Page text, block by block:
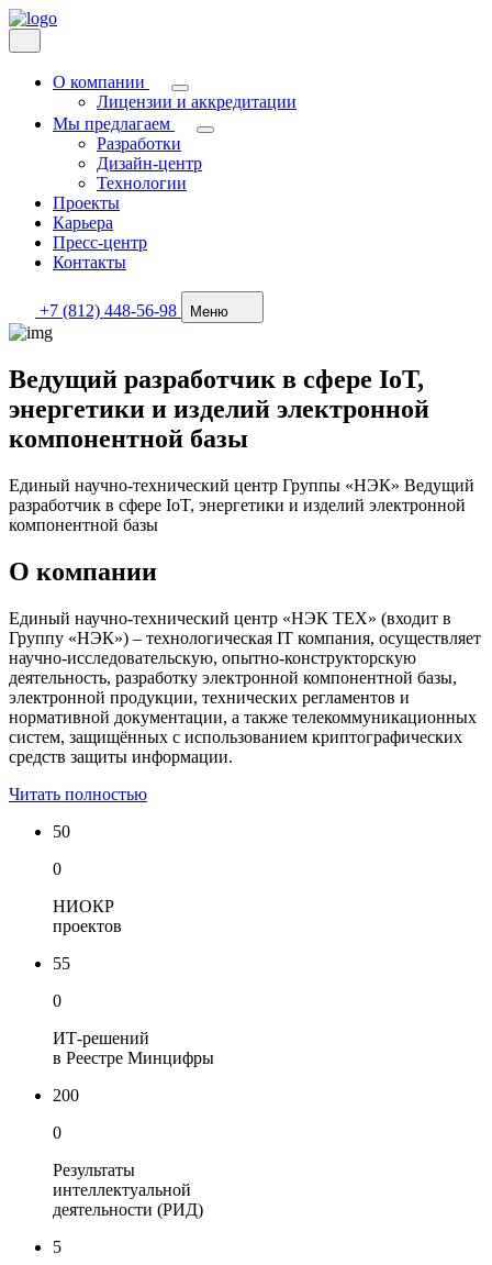
О компании
Лицензии и аккредитации
Мы предлагаем
Разработки
Дизайн-центр
Технологии
Проекты
Карьера
Пресс-центр
Контакты
+7 (812) 448-56-98 Меню
Ведущий разработчик в сфере IoT,
энергетики и изделий электронной
компонентной базы
Единый научно-технический центр Группы «НЭК» Ведущий
разработчик в сфере IoT, энергетики и изделий электронной
компонентной базы
О компании
Единый научно-технический центр «НЭК ТЕХ» (входит в
Группу «НЭК») – технологическая IT компания, осуществляет
научно-исследовательскую, опытно-конструкторскую
деятельность, разработку электронной компонентной базы,
электронной продукции, технических регламентов и
нормативной документации, а также телекоммуникационных
систем, защищённых с использованием криптографических
средств защиты информации.
Читать полностью
50
0
НИОКР
проектов
55
0
ИТ-решений
в Реестре Минцифры
200
0
Результаты
интеллектуальной
деятельности (РИД)
5